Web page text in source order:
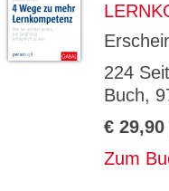
224
Buch,
€ 29,90
Zum